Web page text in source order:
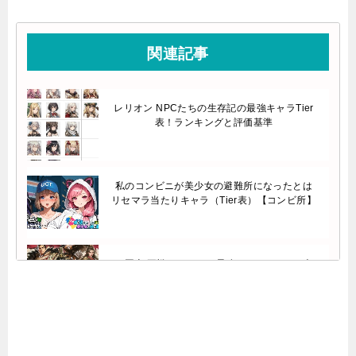
関連記事
レリオン NPCたちの生存記の最強キャラTier
表！ランキングと評価基準
私のコンビニが美少女の避難所になったとは
リセマラ当たりキャラ（Tier表）【コンビ所】
三国志 王戦のリセマラ最強キャラは？Tier表